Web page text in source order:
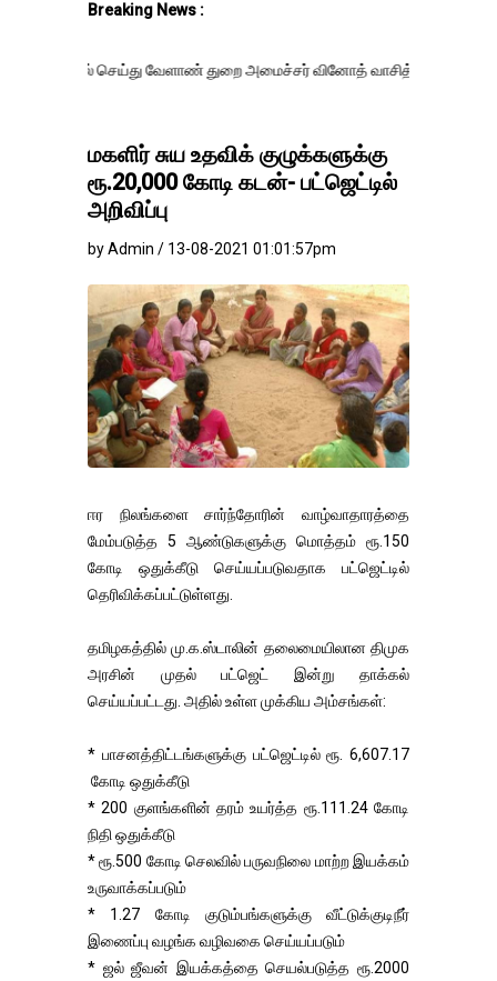
Breaking News :
வேளாண் துறை அமைச்சர் வினோத் வாசித்து வருகிறார். �.
மகளிர் சுய உதவிக் குழுக்களுக்கு
ரூ.20,000 கோடி கடன்- பட்ஜெட்டில்
அறிவிப்பு
by Admin / 13-08-2021 01:01:57pm
ஈர நிலங்களை சார்ந்தோரின் வாழ்வாதாரத்தை
மேம்படுத்த 5 ஆண்டுகளுக்கு மொத்தம் ரூ.150
கோடி ஒதுக்கீடு செய்யப்படுவதாக பட்ஜெட்டில்
தெரிவிக்கப்பட்டுள்ளது.
தமிழகத்தில் மு.க.ஸ்டாலின் தலைமையிலான திமுக
அரசின் முதல் பட்ஜெட் இன்று தாக்கல்
செய்யப்பட்டது. அதில் உள்ள முக்கிய அம்சங்கள்:
* பாசனத்திட்டங்களுக்கு பட்ஜெட்டில் ரூ. 6,607.17
கோடி ஒதுக்கீடு
* 200 குளங்களின் தரம் உயர்த்த ரூ.111.24 கோடி
நிதி ஒதுக்கீடு
* ரூ.500 கோடி செலவில் பருவநிலை மாற்ற இயக்கம்
உருவாக்கப்படும்
* 1.27 கோடி குடும்பங்களுக்கு வீட்டுக்குடிநீர்
இணைப்பு வழங்க வழிவகை செய்யப்படும்
* ஜல் ஜீவன் இயக்கத்தை செயல்படுத்த ரூ.2000